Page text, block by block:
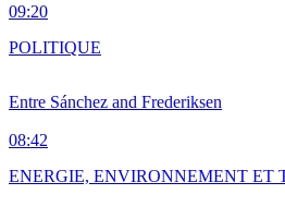
09:20
Entre Sánchez and Frederiksen
08:42
POLITIQUE
ENERGIE, ENVIRONNEMENT ET